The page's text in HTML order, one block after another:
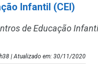
Infantil (CEI)
de Educação
| Atualizado em: 30/11/2020